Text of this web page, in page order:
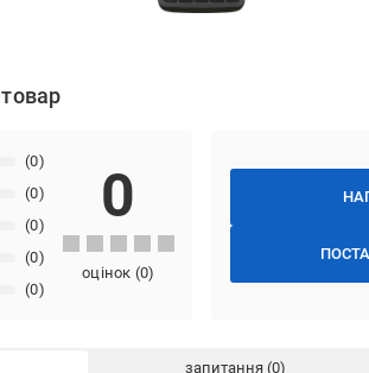
(0)
(0)
(0)
(0)
(0)
0
оцінок (0)
запитання